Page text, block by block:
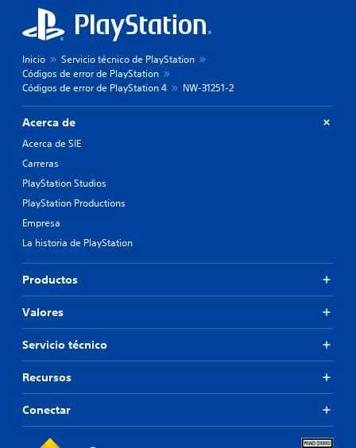
Inicio
Servicio técnico de PlayStation
Códigos de error de PlayStation
Códigos de error de PlayStation 4
NW-31251-2
Acerca de
Acerca de SIE
Carreras
PlayStation Studios
PlayStation Productions
Empresa
La historia de PlayStation
Productos
Valores
Servicio técnico
Recursos
Conectar